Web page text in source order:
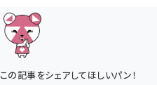
この記事をシェアしてほしいパン！